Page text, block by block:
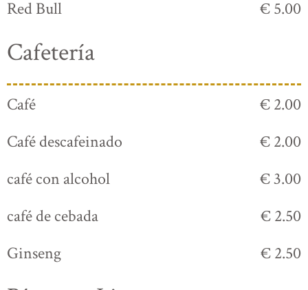
Red Bull
€ 5.00
Cafetería
Café
€ 2.00
Café descafeinado
€ 2.00
café con alcohol
€ 3.00
café de cebada
€ 2.50
Ginseng
€ 2.50